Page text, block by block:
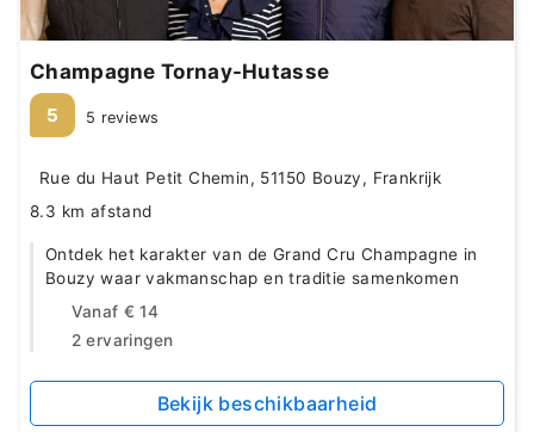
Champagne Tornay-Hutasse
5 5 reviews
Rue du Haut Petit Chemin, 51150 Bouzy, Frankrijk
8.3 km afstand
Ontdek het karakter van de Grand Cru Champagne in
Bouzy waar vakmanschap en traditie samenkomen
Vanaf € 14
2 ervaringen
Bekijk beschikbaarheid